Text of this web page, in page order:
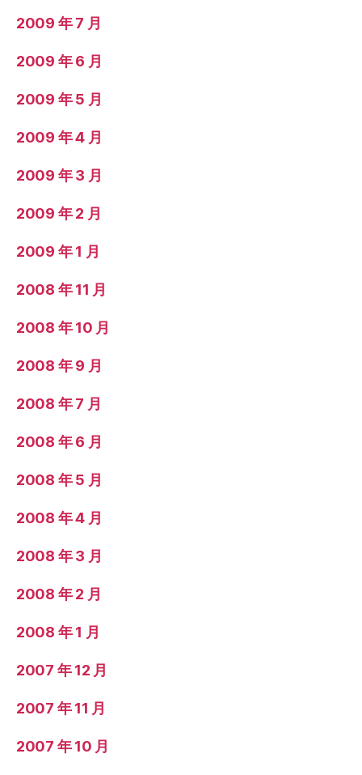
2009 年 7 月
2009 年 6 月
2009 年 5 月
2009 年 4 月
2009 年 3 月
2009 年 2 月
2009 年 1 月
2008 年 11 月
2008 年 10 月
2008 年 9 月
2008 年 7 月
2008 年 6 月
2008 年 5 月
2008 年 4 月
2008 年 3 月
2008 年 2 月
2008 年 1 月
2007 年 12 月
2007 年 11 月
2007 年 10 月